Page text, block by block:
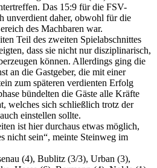
Das 15:9 für die FSV-
unverdient daher, obwohl für die
des Machbaren war.
Teil des zweiten Spielabschnittes
dass sie nicht nur disziplinarisch,
können. Allerdings ging die
an die Gastgeber, die mit einer
zum späteren verdienten Erfolg
bündelten die Gäste alle Kräfte
welches sich schließlich trotz der
einstellen sollte.
ist hier durchaus etwas möglich,
nicht sein“, meinte Steinweg im
(4), Bublitz (3/3), Urban (3),